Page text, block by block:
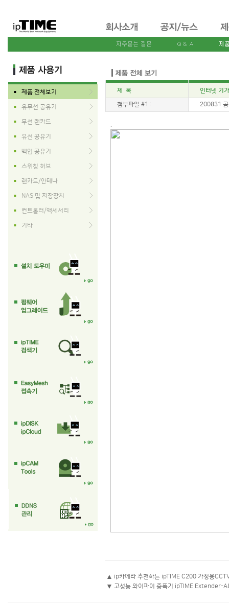
■ 제품 전체보기
■ 유무선 공유기
■ 무선 랜카드
■ 유선 공유기
■ 백업 공유기
■ 스위칭 허브
■ 랜카드/안테나
■ NAS 및 저장장치
■ 컨트롤러/액세서리
■ 기타
제 목 인터넷 기
첨부파일 #1 : 200831
.
▲ ip카메라 추천하는 ipTIME C200 가정용
▼ 고성능 와이파이 증폭기 ipTIME Extender-